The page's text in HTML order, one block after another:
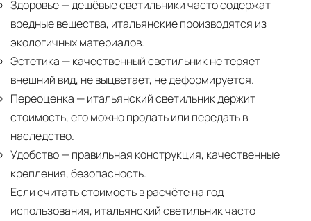
Здоровье— дешёвые светильники часто содержат
вредные вещества, итальянские производятся из
экологичных материалов.
Эстетика — качественный светильник не теряет
внешний вид, не выцветает, не деформируется.
Переоценка — итальянский светильник держит
стоимость, его можно продать или передать в
наследство.
Удобство— правильная конструкция, качественные
крепления, безопасность.
Если считать стоимость в расчёте на год
использования, итальянский светильник часто